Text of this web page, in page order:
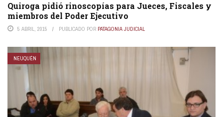
Quiroga pidió rinoscopías para Jueces, Fiscales y
miembros del Poder Ejecutivo
5 ABRIL, 2015 PUBLICADO POR PATAGONIA JUDICIAL
NEUQUÉN